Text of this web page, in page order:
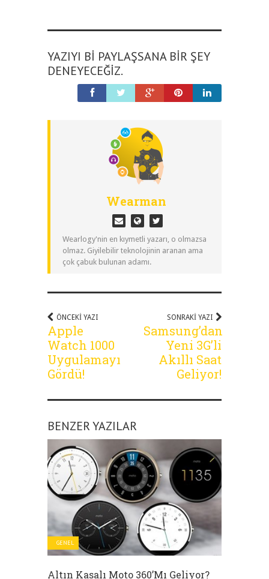
YAZIYI BI PAYLAŞSANA BIR ŞEY
DENEYECEĞIZ.
Wearman
Wearlogy'nin en kıymetli yazarı, o olmazsa
olmaz. Giyilebilir teknolojinin aranan ama
çok çabuk bulunan adamı.
ÖNCEKI YAZI
Apple
Watch 1000
Uygulamayı
Gördü!
SONRAKI YAZI
Samsung’dan
Yeni 3G’li
Akıllı Saat
Geliyor!
BENZER YAZILAR
GENEL
Altın Kasalı Moto 360’mı Geliyor?